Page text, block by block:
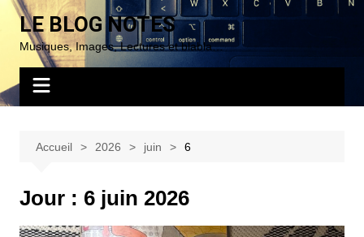
Aller
contenu
LE BLOG NOTES
Musiques, Images, Lectures et blabla…
Accueil 2026 juin 6
Jour : 6 juin 2026